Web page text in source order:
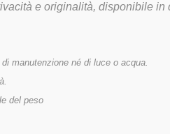
e originalità, disponibile
manutenzione né di luce o acqua.
del peso